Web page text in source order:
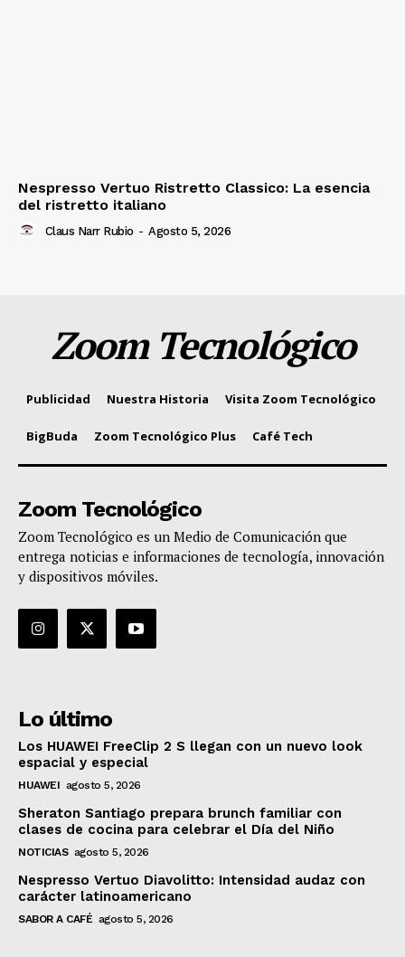
Nespresso Vertuo Ristretto Classico: La esencia
del ristretto italiano
Claus Narr Rubio - Agosto 5, 2026
Zoom Tecnológico
Publicidad Nuestra Historia Visita Zoom Tecnológico
BigBuda Zoom Tecnológico Plus Café Tech
Zoom Tecnológico
Zoom Tecnológico es un Medio de Comunicación que
entrega noticias e informaciones de tecnología, innovación
y dispositivos móviles.
Lo último
Los HUAWEI FreeClip 2 S llegan con un nuevo look
espacial y especial
HUAWEI agosto 5, 2026
Sheraton Santiago prepara brunch familiar con
clases de cocina para celebrar el Día del Niño
NOTICIAS agosto 5, 2026
Nespresso Vertuo Diavolitto: Intensidad audaz con
carácter latinoamericano
SABOR A CAFÉ agosto 5, 2026